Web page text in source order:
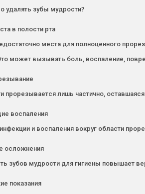
удалять зубы мудрости?
в полости рта
места для полноценного
может вызывать боль, воспаление,
прорезывается лишь частично,
воспаления
и воспаления вокруг области
осложнения
зубов мудрости для гигиены повышает
показания